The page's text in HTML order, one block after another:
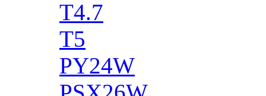
T4.7
T5
PY24W